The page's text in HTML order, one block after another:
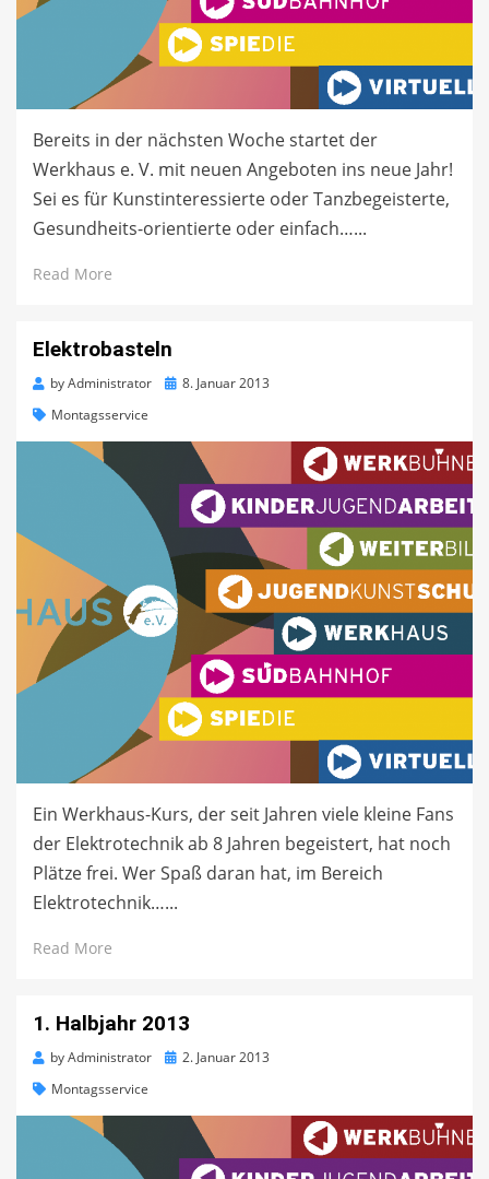
Bereits in der nächsten Woche startet der
Werkhaus e. V. mit neuen Angeboten ins neue Jahr!
Sei es für Kunstinteressierte oder Tanzbegeisterte,
Gesundheits-orientierte oder einfach…...
Read More
Elektrobasteln
byAdministrator
Posted
8. Januar 2013
Montagsservice
Ein Werkhaus-Kurs, der seit Jahren viele kleine Fans
der Elektrotechnik ab 8 Jahren begeistert, hat noch
Plätze frei. Wer Spaß daran hat, im Bereich
Elektrotechnik…...
Read More
1. Halbjahr 2013
byAdministrator
Posted
2. Januar 2013
Montagsservice